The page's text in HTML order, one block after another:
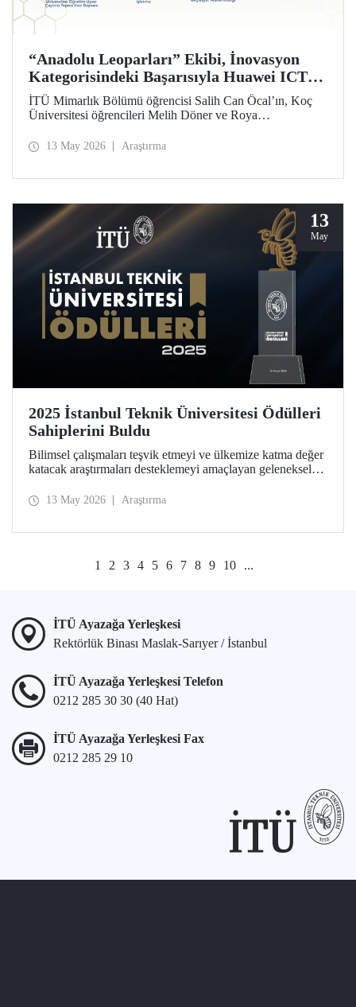
“Anadolu Leoparları” Ekibi, İnovasyon
Kategorisindeki Başarısıyla Huawei ICT
Competition 2026’nın Çin’deki Küresel
Finalinde!
İTÜ Mimarlık Bölümü öğrencisi Salih Can Öcal’ın, Koç
Üniversitesi öğrencileri Melih Döner ve Roya
ekibi, “Çayönü AI-VR Experience” isimli projesiyle
13 May 2026 Araştırma
13
May
2025 İstanbul Teknik Üniversitesi Ödülleri
Sahiplerini Buldu
Bilimsel çalışmaları teşvik etmeyi ve ülkemize katma değer
katacak araştırmaları desteklemeyi amaçlayan geleneksel
isimler, Ayazağa Yerleşkemizdeki törende onurlandırıldı.
13 May 2026 Araştırma
1 2 3 4 5 6 7 8 9 10 ...
İTÜ Ayazağa Yerleşkesi
Rektörlük Binası Maslak-Sarıyer / İstanbul
İTÜ Ayazağa Yerleşkesi Telefon
0212 285 30 30 (40 Hat)
İTÜ Ayazağa Yerleşkesi Fax
0212 285 29 10